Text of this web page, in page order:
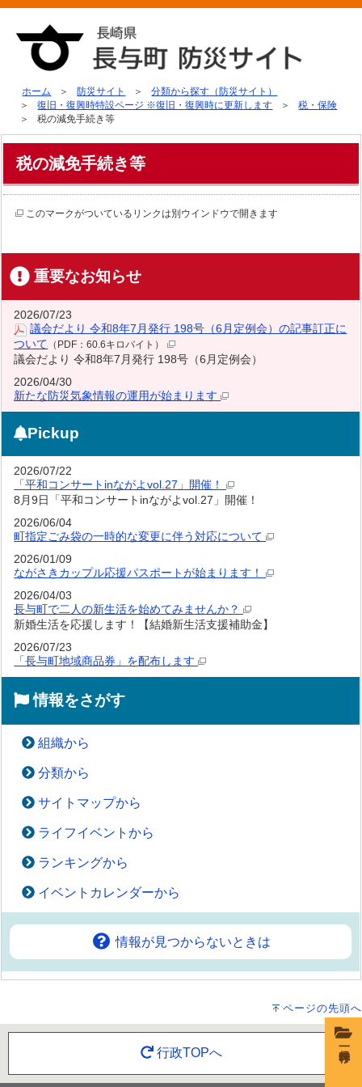
ホーム 防災サイト
分類から探す（防災サイト）
復旧・復興時特設ページ ※復旧・復興時に更新します
税・保険
税の減免手続き等
税の減免手続き等
このマークがついているリンクは別ウインドウで開きます
重要なお知らせ
2026/07/23
議会だより 令和8年7月発行 198号（6月定例会）の記事訂正に
ついて （PDF：60.6キロバイト）
議会だより 令和8年7月発行 198号（6月定例会）
2026/04/30
新たな防災気象情報の運用が始まります
Pickup
2026/07/22
「平和コンサートinながよvol.27」開催！
8月9日「平和コンサートinながよvol.27」開催！
2026/06/04
町指定ごみ袋の一時的な変更に伴う対応について
2026/01/09
ながさきカップル応援パスポートが始まります！
2026/04/03
長与町で二人の新生活を始めてみませんか？
新婚生活を応援します！【結婚新生活支援補助金】
2026/07/23
「長与町地域商品券」を配布します
情報をさがす
組織から
分類から
サイトマップから
ライフイベントから
ランキングから
イベントカレンダーから
情報が見つからないときは
ページの先頭へ
行政TOPへ